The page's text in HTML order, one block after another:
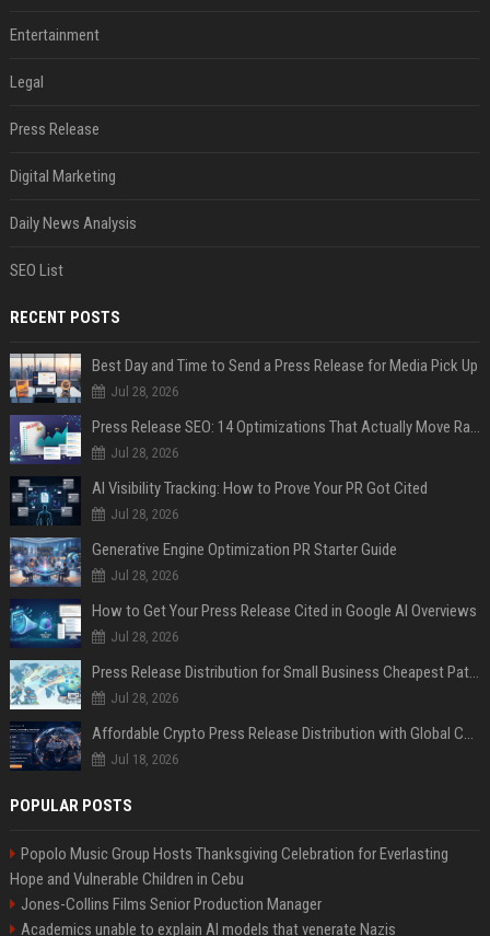
Entertainment
Legal
Press Release
Digital Marketing
Daily News Analysis
SEO List
RECENT POSTS
Best Day and Time to Send a Press Release for Media Pick Up
Jul 28, 2026
Press Release SEO: 14 Optimizations That Actually Move Rankings
Jul 28, 2026
AI Visibility Tracking: How to Prove Your PR Got Cited
Jul 28, 2026
Generative Engine Optimization PR Starter Guide
Jul 28, 2026
How to Get Your Press Release Cited in Google AI Overviews
Jul 28, 2026
Press Release Distribution for Small Business Cheapest Path to Real Coverage
Jul 28, 2026
Affordable Crypto Press Release Distribution with Global Coverage
Jul 18, 2026
POPULAR POSTS
Popolo Music Group Hosts Thanksgiving Celebration for Everlasting
Hope and Vulnerable Children in Cebu
Jones-Collins Films Senior Production Manager
Academics unable to explain AI models that venerate Nazis